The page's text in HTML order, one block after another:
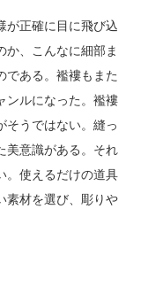
正確に目に飛び込
か、こんなに細部ま
である。襤褸もまた
ンルになった。襤褸
そうではない。縫っ
美意識がある。それ
。使えるだけの道具
素材を選び、彫りや